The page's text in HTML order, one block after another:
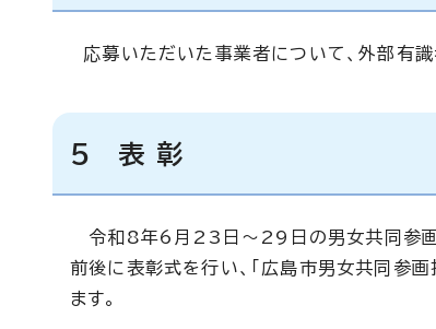
応募いただいた事業者について、外部有
5 表 彰
令和8年6月23日～29日の男女共同参画
前後に表彰式を行い、「広島市男女共同参画
ます。